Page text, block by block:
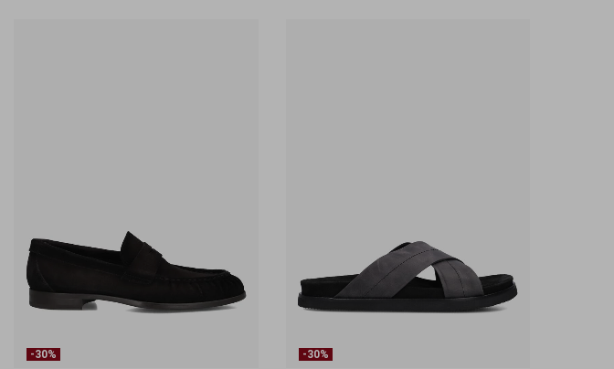
-30% -30%